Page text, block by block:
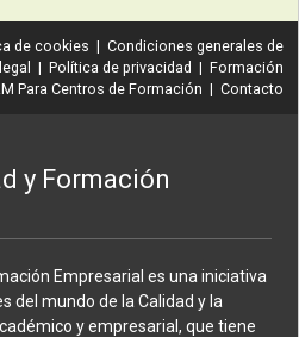
de cookies | Condiciones generales de
| Política de privacidad | Formación
Para Centros de Formación | Contacto
y Formación
Empresarial es una iniciativa
del mundo de la Calidad y la
y empresarial, que tiene